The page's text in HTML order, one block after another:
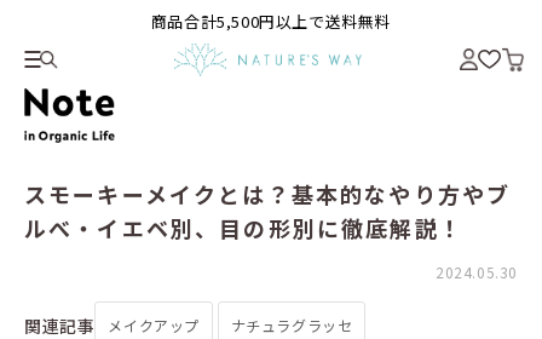
商品合計5,500円以上で送料無料
スモーキーメイクとは？基本的なやり方やブ
ルべ・イエベ別、目の形別に徹底解説！
2024.05.30
関連記事 メイクアップ ナチュラグラッセ